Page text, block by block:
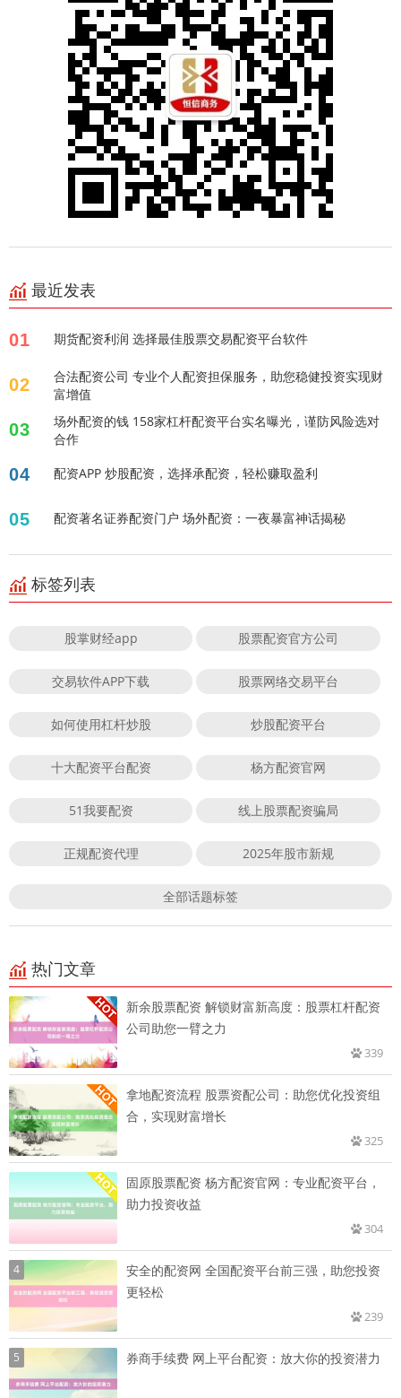
最近发表
01 期货配资利润 选择最佳股票交易配资平台软件
02
合法配资公司 专业个人配资担保服务，助您稳健投资实现财
富增值
03
场外配资的钱 158家杠杆配资平台实名曝光，谨防风险选对
合作
04 配资APP 炒股配资，选择承配资，轻松赚取盈利
05 配资著名证券配资门户 场外配资：一夜暴富神话揭秘
标签列表
股掌财经app 股票配资官方公司
交易软件APP下载 股票网络交易平台
如何使用杠杆炒股 炒股配资平台
十大配资平台配资 杨方配资官网
51我要配资 线上股票配资骗局
正规配资代理 2025年股市新规
全部话题标签
热门文章
新余股票配资 解锁财富新高度：股票杠杆配资
公司助您一臂之力
339
拿地配资流程 股票资配公司：助您优化投资组
合，实现财富增长
325
固原股票配资 杨方配资官网：专业配资平台，
助力投资收益
304
4
安全的配资网 全国配资平台前三强，助您投资
更轻松
239
5 券商手续费 网上平台配资：放大你的投资潜力